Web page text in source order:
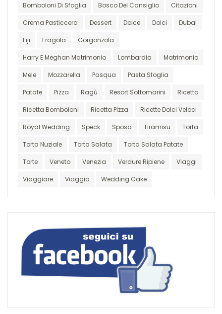
Bomboloni Di Sfoglia Bosco Del Cansiglio Citazioni
Crema Pasticcera Dessert Dolce Dolci Dubai
Fiji Fragola Gorgonzola
Harry E Meghan Matrimonio Lombardia Matrimonio
Mele Mozzarella Pasqua Pasta Sfoglia
Patate Pizza Ragù Resort Sottomarini Ricetta
Ricetta Bomboloni Ricetta Pizza Ricette Dolci Veloci
Royal Wedding Speck Sposa Tiramisu Torta
Torta Nuziale Torta Salata Torta Salata Patate
Torte Veneto Venezia Verdure Ripiene Viaggi
Viaggiare Viaggio Wedding Cake